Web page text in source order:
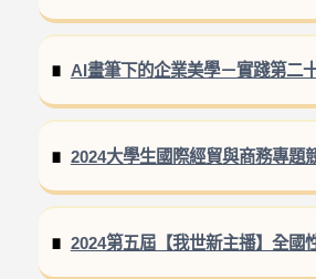
AI畫筆下的企業美學－實踐第二
2024大學生國際經貿與商務專題
2024第五屆【我世新主播】全國